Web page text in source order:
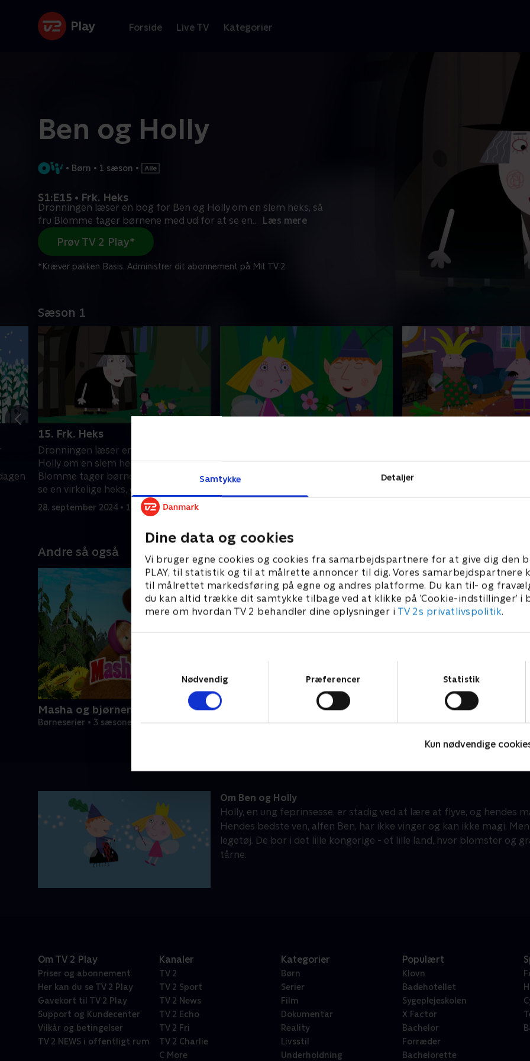
Samtykke Detaljer
Dine data og cookies
Vi bruger egne cookies og cookies fra samarbejdspartnere for at give dig den
PLAY, til statistik og til at målrette annoncer til dig. Vores samarbejdspartnere
til målrettet markedsføring på egne og andres platforme. Du kan til- og
du kan altid trække dit samtykke tilbage ved at klikke på ’Cookie-indstillinger’ i
mere om hvordan TV 2 behandler dine oplysninger i TV 2s privatlivspolitik.
Nødvendig
Præferencer Statistik
Kun nødvendige
Forside Live TV Kategorier
Ben og Holly
• Børn • 1 sæson •
S1:E15 • Frk. Heks
Dronningen læser en bog for Ben og Holly om en slem heks, så
fru Blomme tager børnene med ud for at se en... Læs mere
Prøv TV 2 Play*
*Kræver pakken Basis. Administrer dit abonnement på Mit TV 2.
Sæson 1
15. Frk. Heks
Dronningen læser en bog for Ben og
Holly om en slem heks, så fru
Blomme tager børnene med ud for at
se en virkelige heks, der bor i skoven.
28. september 2024 • 11 min
med at spille fru Blomme et puds på
Alfenarsdag, men hun kan ikke se det
beskidt, så vasker fru
Andre så også
Masha og bjørnen
Børneserier • 3 sæsoner
Gurli Gris
Om Ben og Holly
Holly, en ung feprinsesse, er stadig ved at lære at flyve, og hendes
Hendes bedste ven, alfen Ben, har ikke vinger og kan ikke magi.
legetøj. De bor i det lille kongerige - et lille land, hvor blomster og
tårne.
Om TV 2 Play
Priser og abonnement
Her kan du se TV 2 Play
Gavekort til TV 2 Play
Support og Kundecenter
Vilkår og betingelser
TV 2 NEWS i offentligt rum
Kanaler
TV 2
TV 2 Sport
TV 2 News
TV 2 Echo
TV 2 Fri
TV 2 Charlie
C More
Kategorier
Børn
Serier
Film
Dokumentar
Reality
Livsstil
Underholdning
Populært
Klovn
Badehotellet
Sygeplejeskolen
X Factor
Bachelor
Forræder
Bachelorette